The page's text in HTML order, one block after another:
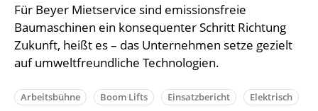
Für Beyer Mietservice sind emissionsfreie
Baumaschinen ein konsequenter Schritt Richtung
Zukunft, heißt es – das Unternehmen setze gezielt
auf umweltfreundliche Technologien.
Arbeitsbühne Boom Lifts Einsatzbericht Elektrisch